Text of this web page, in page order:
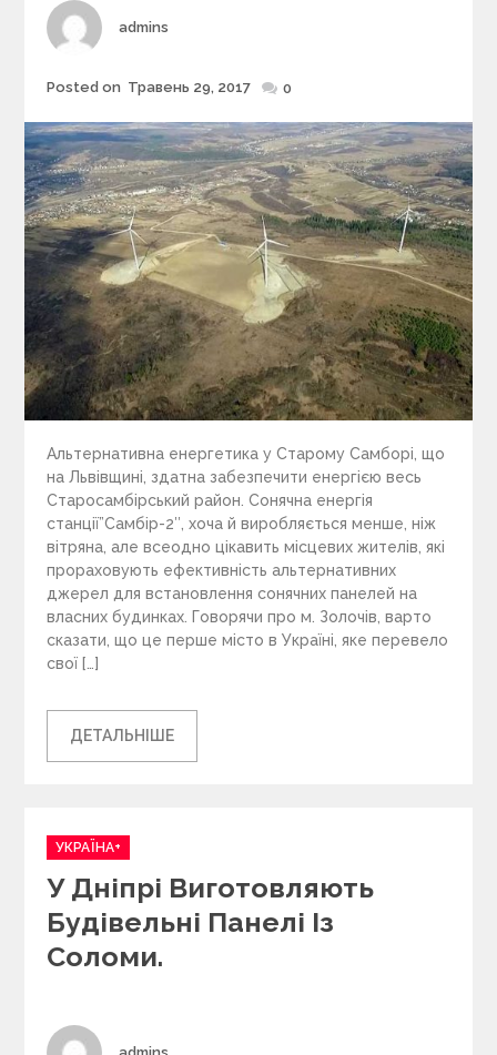
i
e
Author
admins
Posted
Posted on Травень 29, 2017 0
Альтернативна енергетика у Старому Самборі, що
на Львівщині, здатна забезпечити енергією весь
Старосамбірський район. Сонячна енергія
станції”Самбір-2″, хоча й виробляється менше, ніж
вітряна, але всеодно цікавить місцевих жителів, які
прораховують ефективність альтернативних
джерел для встановлення сонячних панелей на
власних будинках. Говорячи про м. Золочів, варто
сказати, що це перше місто в Україні, яке перевело
свої […]
ДЕТАЛЬНІШЕ
C
a
t
e
g
o
e
s
УКРАЇНА+
У Дніпрі Виготовляють
Будівельні Панелі Із
Соломи.